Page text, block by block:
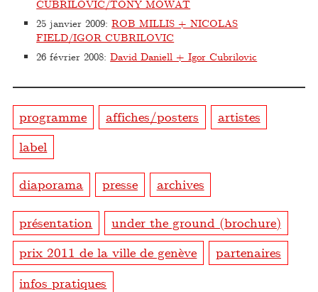
CUBRILOVIC/TONY MOWAT
25 janvier 2009:ROB MILLIS + NICOLAS
FIELD/IGOR CUBRILOVIC
26 février 2008:David Daniell + Igor Cubrilovic
programme affiches/posters
artistes
label
diaporama presse archives
présentation
under the ground (brochure)
prix 2011 de la ville de genève
partenaires
infos pratiques